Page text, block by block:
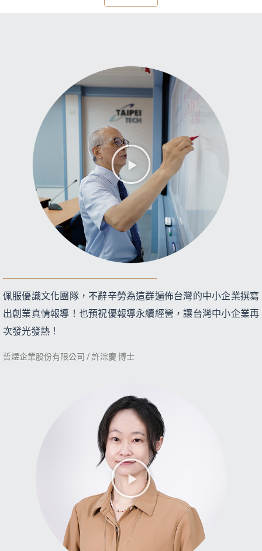
佩服優識文化團隊，不辭辛勞為這群遍佈台灣的中小企業撰寫
出創業真情報導！也預祝優報導永續經營，讓台灣中小企業再
次發光發熱！
哲煜企業股份有限公司 / 許淙慶 博士